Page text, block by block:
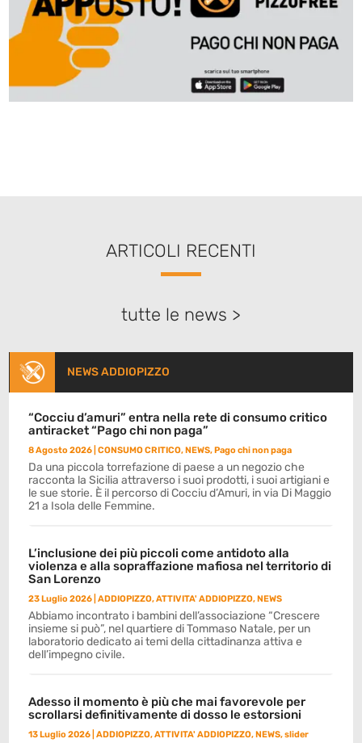
ARTICOLI RECENTI
tutte le news >
NEWS ADDIOPIZZO
“Cocciu d’amuri” entra nella rete di consumo critico
antiracket “Pago chi non paga”
8 Agosto 2026 |CONSUMO CRITICO,NEWS,Pago chi non paga
Da una piccola torrefazione di paese a un negozio che
racconta la Sicilia attraverso i suoi prodotti, i suoi artigiani e
le sue storie. È il percorso di Cocciu d’Amuri, in via Di Maggio
21 a Isola delle Femmine.
L’inclusione dei più piccoli come antidoto alla
violenza e alla sopraffazione mafiosa nel territorio di
San Lorenzo
23 Luglio 2026 |ADDIOPIZZO,ATTIVITA' ADDIOPIZZO,NEWS
Abbiamo incontrato i bambini dell’associazione “Crescere
insieme si può”, nel quartiere di Tommaso Natale, per un
laboratorio dedicato ai temi della cittadinanza attiva e
dell’impegno civile.
Adesso il momento è più che mai favorevole per
scrollarsi definitivamente di dosso le estorsioni
13 Luglio 2026 |ADDIOPIZZO,ATTIVITA' ADDIOPIZZO,NEWS,slider